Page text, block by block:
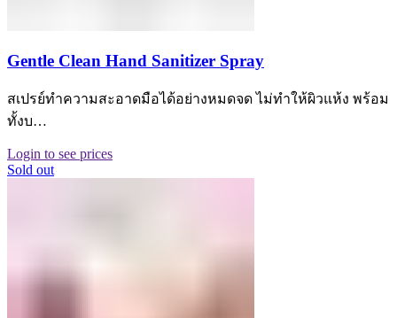
Gentle Clean Hand Sanitizer Spray
สเปรย์ทำความสะอาดมือได้อย่างหมดจด ไม่ทำให้ผิวแห้ง พร้อม
ทั้งบ…
Login to see prices
Sold out